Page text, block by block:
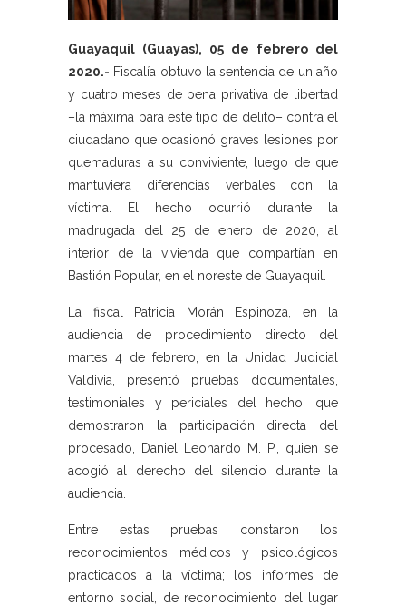
Guayaquil (Guayas), 05 de febrero del
2020.- Fiscalía obtuvo la sentencia de un año
y cuatro meses de pena privativa de libertad
–la máxima para este tipo de delito– contra el
ciudadano que ocasionó graves lesiones por
quemaduras a su conviviente, luego de que
mantuviera diferencias verbales con la
víctima. El hecho ocurrió durante la
madrugada del 25 de enero de 2020, al
interior de la vivienda que compartían en
Bastión Popular, en el noreste de Guayaquil.
La fiscal Patricia Morán Espinoza, en la
audiencia de procedimiento directo del
martes 4 de febrero, en la Unidad Judicial
Valdivia, presentó pruebas documentales,
testimoniales y periciales del hecho, que
demostraron la participación directa del
procesado, Daniel Leonardo M. P., quien se
acogió al derecho del silencio durante la
audiencia.
Entre estas pruebas constaron los
reconocimientos médicos y psicológicos
practicados a la víctima; los informes de
entorno social, de reconocimiento del lugar